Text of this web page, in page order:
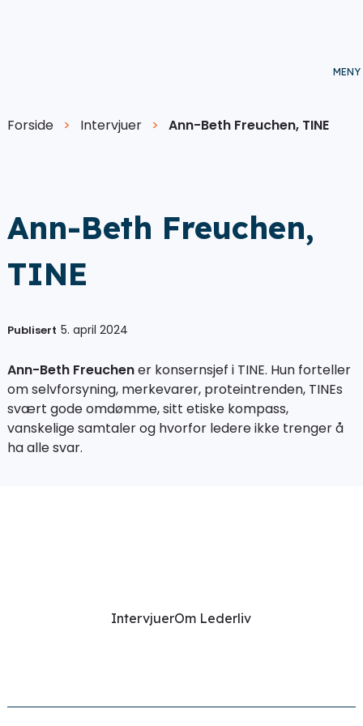
Forside > Intervjuer > Ann-Beth Freuchen, TINE
Ann-Beth Freuchen,
TINE
Publisert 5. april 2024
Ann-Beth Freuchener konsernsjef i TINE. Hun forteller
om selvforsyning, merkevarer, proteintrenden, TINEs
svært gode omdømme, sitt etiske kompass,
vanskelige samtaler og hvorfor ledere ikke trenger å
ha alle svar.
IntervjuerOm Lederliv